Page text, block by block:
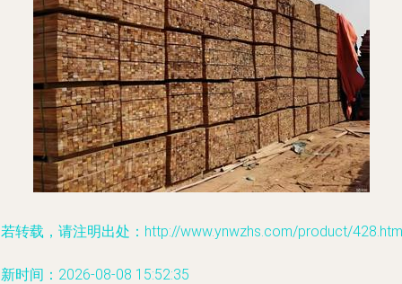
转载，请注明出处：http://www.ynwzhs.com/product/
时间：2026-08-08 15:52:35